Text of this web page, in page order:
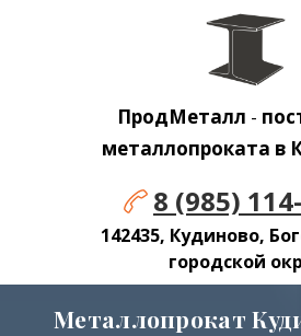
ПродМеталл -
металлопроката в
8 (985)
142435, Кудиново,
городской
Металлопрокат